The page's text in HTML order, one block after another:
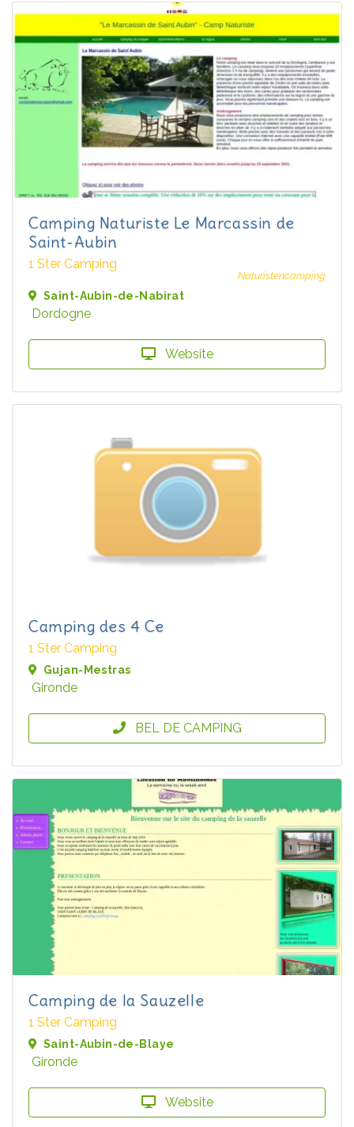
Camping Naturiste Le Marcassin de
Saint-Aubin
1 Ster Camping
Naturistencamping
Saint-Aubin-de-Nabirat
Dordogne
Website
Camping des 4 Ce
1 Ster Camping
Gujan-Mestras
Gironde
BEL DE CAMPING
Camping de la Sauzelle
1 Ster Camping
Saint-Aubin-de-Blaye
Gironde
Website